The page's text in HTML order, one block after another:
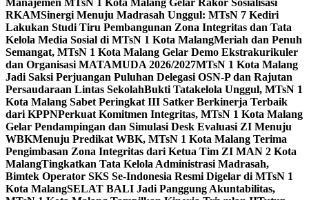
Manajemen MTsN 1 Kota Malang Gelar Rakor Sosialisasi
RKAMSinergi Menuju Madrasah Unggul: MTsN 7 Kediri
Lakukan Studi Tiru Pembangunan Zona Integritas dan Tata
Kelola Media Sosial di MTsN 1 Kota MalangMeriah dan Penuh
Semangat, MTsN 1 Kota Malang Gelar Demo Ekstrakurikuler
dan Organisasi MATAMUDA 2026/2027MTsN 1 Kota Malang
Jadi Saksi Perjuangan Puluhan Delegasi OSN-P dan Rajutan
Persaudaraan Lintas SekolahBukti Tatakelola Unggul, MTsN 1
Kota Malang Sabet Peringkat III Satker Berkinerja Terbaik
dari KPPNPerkuat Komitmen Integritas, MTsN 1 Kota Malang
Gelar Pendampingan dan Simulasi Desk Evaluasi ZI Menuju
WBKMenuju Predikat WBK, MTsN 1 Kota Malang Terima
Pengimbasan Zona Integritas dari Ketua Tim ZI MAN 2 Kota
MalangTingkatkan Tata Kelola Administrasi Madrasah,
Bimtek Operator SKS Se-Indonesia Resmi Digelar di MTsN 1
Kota MalangSELAT BALI Jadi Panggung Akuntabilitas,